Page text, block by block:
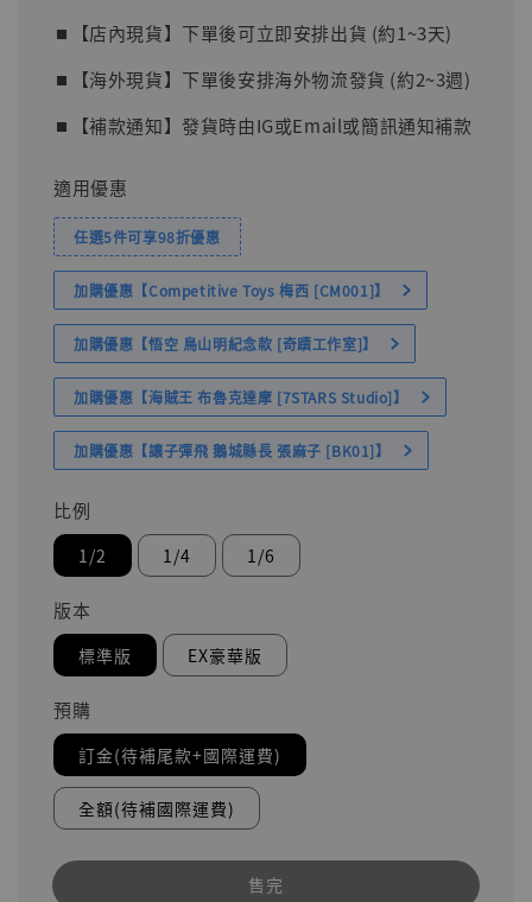
⏹︎【店內現貨】下單後可立即安排出貨 (約1~3天)
⏹︎【海外現貨】下單後安排海外物流發貨 (約2~3週)
⏹︎【補款通知】發貨時由IG或Email或簡訊通知補款
適用優惠
任選5件可享98折優惠
加購優惠【Competitive Toys 梅西 [CM001]】
加購優惠【悟空 鳥山明紀念款 [奇蹟工作室]】
加購優惠【海賊王 布魯克達摩 [7STARS Studio]】
加購優惠【讓子彈飛 鵝城縣長 張麻子 [BK01]】
比例
1/2 1/4 1/6
版本
標準版 EX豪華版
預購
訂金(待補尾款+國際運費)
全額(待補國際運費)
售完